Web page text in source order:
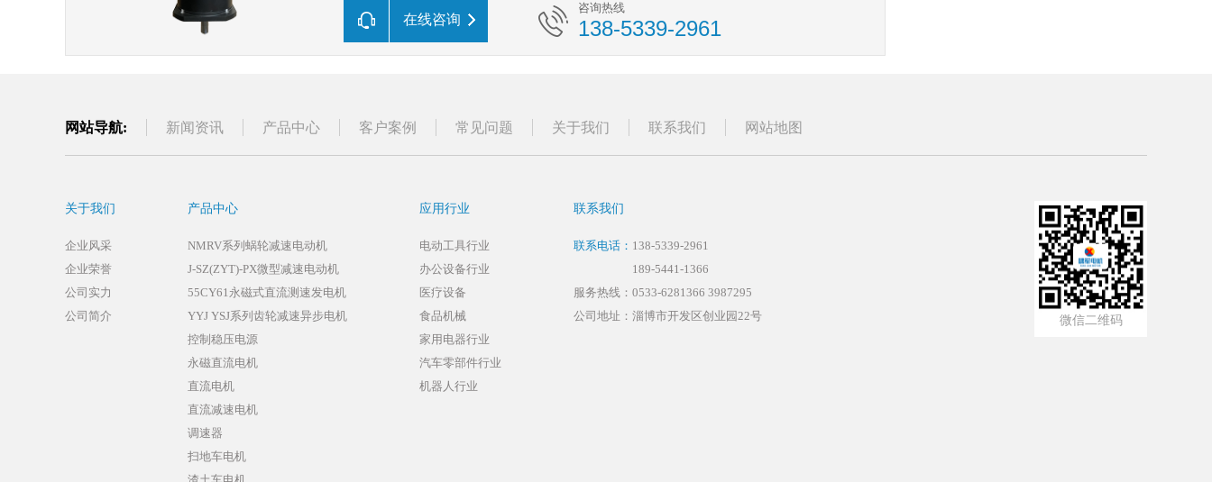
在线咨询
咨询热线
138-5339-2961
网站导航: 新闻资讯 产品中心 客户案例 常见问题 关于我们 联系我们 网站地图
关于我们
企业风采
企业荣誉
公司实力
公司简介
产品中心
NMRV系列蜗轮减速电动机
J-SZ(ZYT)-PX微型减速电动机
55CY61永磁式直流测速发电机
YYJ YSJ系列齿轮减速异步电机
控制稳压电源
永磁直流电机
直流电机
直流减速电机
调速器
扫地车电机
应用行业
电动工具行业
办公设备行业
医疗设备
食品机械
家用电器行业
汽车零部件行业
机器人行业
联系我们
联系电话： 138-5339-2961
189-5441-1366
服务热线： 0533-6281366 3987295
公司地址：淄博市开发区创业园22号
微信二维码